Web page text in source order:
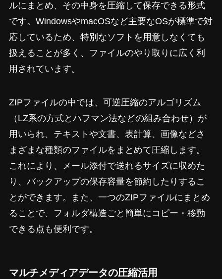
ルにまとめ、その中身を圧縮して保存できる形式
です。WindowsやmacOSなど主要なOSが標準で対
応しているため、特別なソフトを用意しなくても
扱えることが多く、ファイルのやり取りに広く利
用されています。
ZIPファイルの中では、可逆圧縮のアルゴリズム
（LZ系の方式とハフマン法などの組み合わせ）が
用いられ、テキストや文書、表計算、画像などさ
まざまな種類のファイルをまとめて圧縮します。
これにより、メール添付で送れるサイズに収めた
り、バックアップの保存容量を節約したりするこ
とができます。また、一つのZIPファイルにまとめ
ることで、フォルダ構造ごと簡単にコピー・移動
できる点も便利です。
マルチメディアデータの圧縮活用